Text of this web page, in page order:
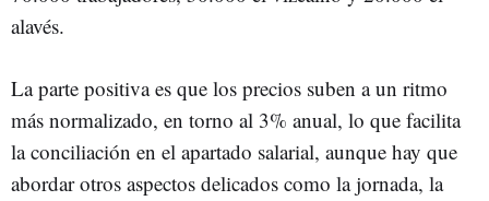
alavés.
La parte positiva es que los precios suben a un ritmo
más normalizado, en torno al 3% anual, lo que facilita
la conciliación en el apartado salarial, aunque hay que
abordar otros aspectos delicados como la jornada, la